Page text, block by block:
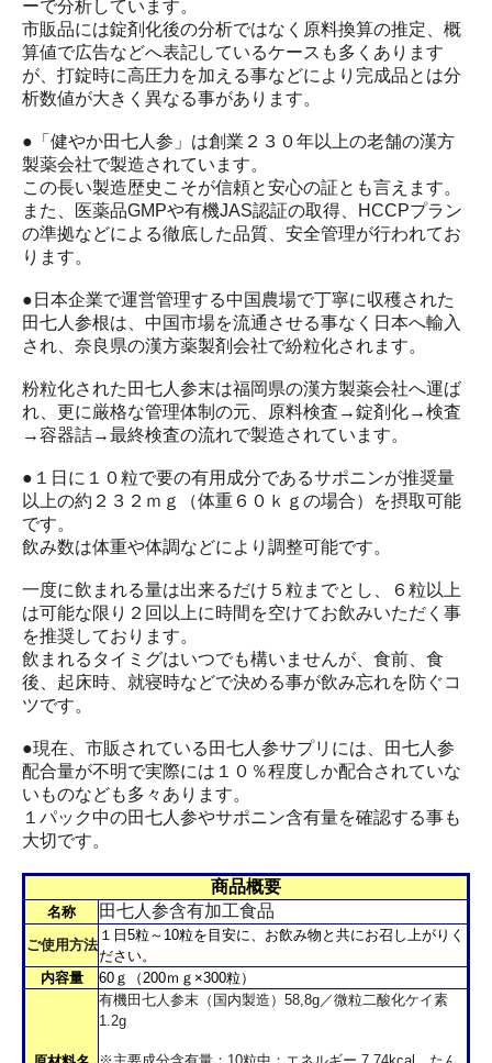
ーで分析しています。
市販品には錠剤化後の分析ではなく原料換算の推定、概
算値で広告などへ表記しているケースも多くあります
が、打錠時に高圧力を加える事などにより完成品とは分
析数値が大きく異なる事があります。
●「健やか田七人参」は創業２３０年以上の老舗の漢方
製薬会社で製造されています。
この長い製造歴史こそが信頼と安心の証とも言えます。
また、医薬品GMPや有機JAS認証の取得、HCCPプラン
の準拠などによる徹底した品質、安全管理が行われてお
ります。
●日本企業で運営管理する中国農場で丁寧に収穫された
田七人参根は、中国市場を流通させる事なく日本へ輸入
され、奈良県の漢方薬製剤会社で紛粒化されます。
粉粒化された田七人参末は福岡県の漢方製薬会社へ運ば
れ、更に厳格な管理体制の元、原料検査→錠剤化→検査
→容器詰→最終検査の流れで製造されています。
●１日に１０粒で要の有用成分であるサポニンが推奨量
以上の約２３２ｍｇ（体重６０ｋｇの場合）を摂取可能
です。
飲み数は体重や体調などにより調整可能です。
一度に飲まれる量は出来るだけ５粒までとし、６粒以上
は可能な限り２回以上に時間を空けてお飲みいただく事
を推奨しております。
飲まれるタイミグはいつでも構いませんが、食前、食
後、起床時、就寝時などで決める事が飲み忘れを防ぐコ
ツです。
●現在、市販されている田七人参サプリには、田七人参
配合量が不明で実際には１０％程度しか配合されていな
いものなども多々あります。
１パック中の田七人参やサポニン含有量を確認する事も
大切です。
商品概要
名称 田七人参含有加工食品
ご使用方法
１日5粒～10粒を目安に、お飲み物と共にお召し上がりく
ださい。
内容量
60ｇ（200ｍｇ×300粒）
有機田七人参末（国内製造）58,8g／微粒二酸化ケイ素
1.2g